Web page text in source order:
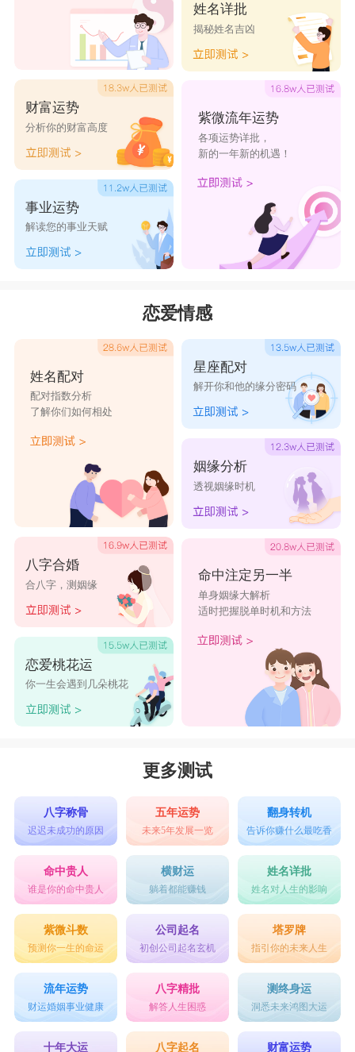
财富运势
分析你的财富高度
事业运势
解读您的事业天赋
姓名详批
揭秘姓名吉凶
紫微流年运势
各项运势详批，
新的一年新的机遇！
恋爱情感
姓名配对
配对指数分析
了解你们如何相处
八字合婚
合八字，测姻缘
恋爱桃花运
你一生会遇到几朵桃花
星座配对
解开你和他的缘分密码
姻缘分析
透视姻缘时机
命中注定另一半
单身姻缘大解析
适时把握脱单时机和方法
更多测试
八字称骨
迟迟未成功的原因
五年运势
未来5年发展一览
翻身转机
告诉你赚什么最吃香
命中贵人
谁是你的命中贵人
横财运
躺着都能赚钱
姓名详批
姓名对人生的影响
紫微斗数
预测你一生的命运
公司起名
初创公司起名玄机
塔罗牌
指引你的未来人生
流年运势
财运婚姻事业健康
八字精批
解答人生困惑
测终身运
洞悉未来鸿图大运
十年大运 八字起名 财富运势